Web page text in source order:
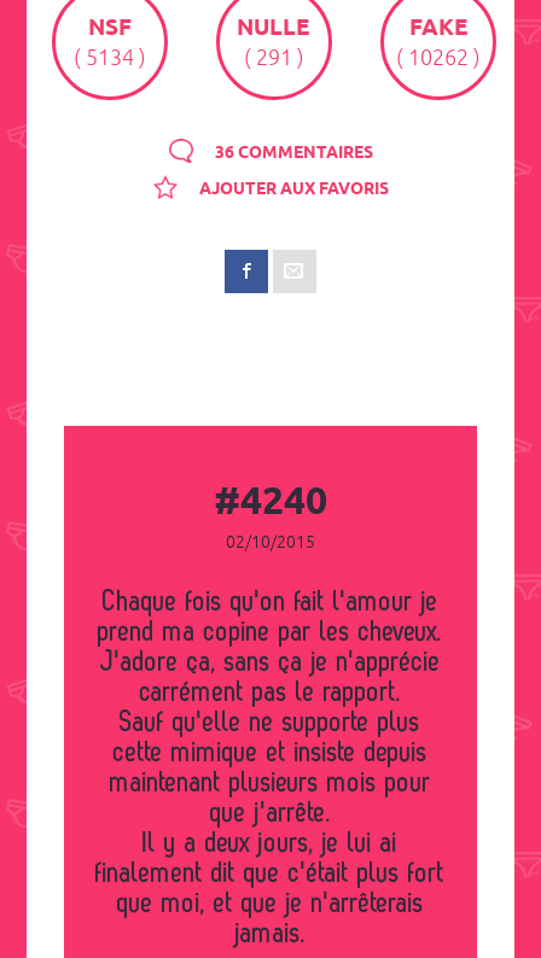
NSF
( 5134 )
NULLE
( 291 )
FAKE
( 10262 )
36 COMMENTAIRES
AJOUTER AUX FAVORIS
#4240
02/10/2015
Chaque fois qu'on fait l'amour je
prend ma copine par les cheveux.
J'adore ça, sans ça je n'apprécie
carrément pas le rapport.
Sauf qu'elle ne supporte plus
cette mimique et insiste depuis
maintenant plusieurs mois pour
que j'arrête.
Il y a deux jours, je lui ai
finalement dit que c'était plus fort
que moi, et que je n'arrêterais
jamais.